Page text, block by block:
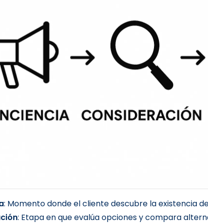
: Momento donde el cliente descubre la existencia
: Etapa en que evalúa opciones y compara